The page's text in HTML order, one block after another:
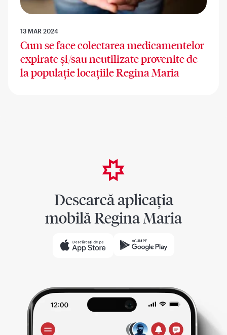
13 MAR 2024
Cum se face colectarea medicamentelor
expirate și/sau neutilizate provenite de
la populație locațiile Regina Maria
Descarcă aplicația
mobilă Regina Maria